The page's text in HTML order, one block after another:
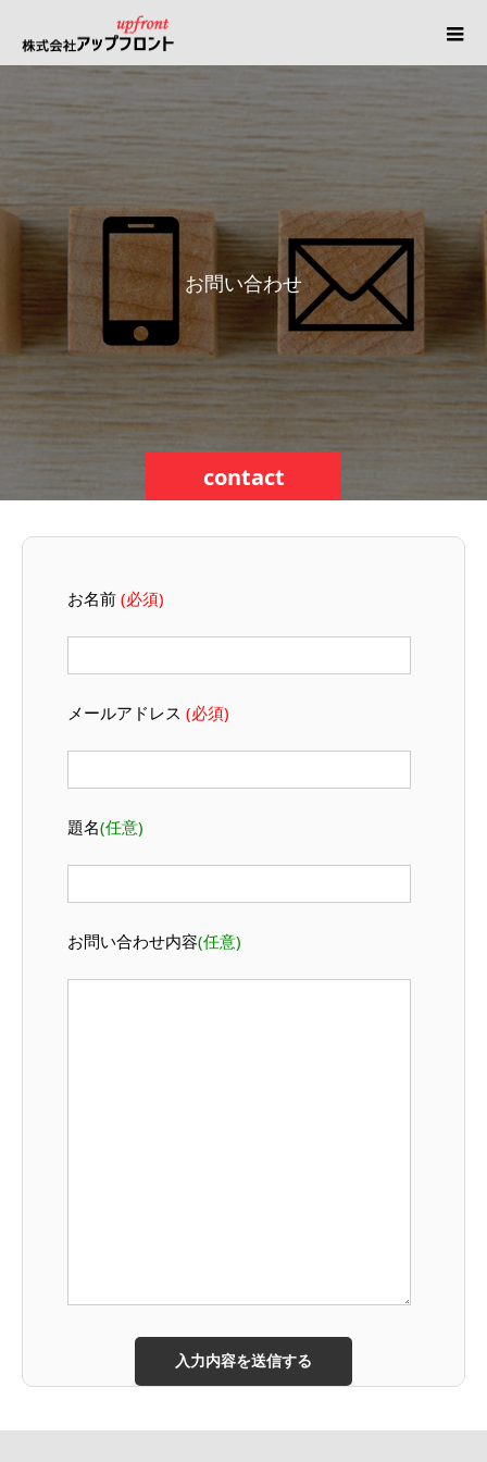
contact
お問い合わせ
お名前 (必須)
メールアドレス (必須)
題名(任意)
お問い合わせ内容(任意)